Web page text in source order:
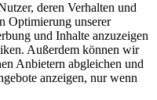
deren Verhalten und
Optimierung unserer
und Inhalte anzuzeigen
Außerdem können wir
Anbietern abgleichen und
anzeigen, nur wenn